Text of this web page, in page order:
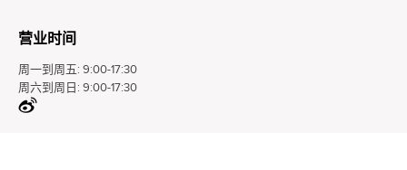
营业时间
周一到周五: 9:00-17:30
周六到周日: 9:00-17:30